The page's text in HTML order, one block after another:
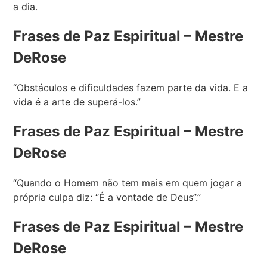
a dia.
Frases de Paz Espiritual – Mestre
DeRose
“Obstáculos e dificuldades fazem parte da vida. E a
vida é a arte de superá-los.”
Frases de Paz Espiritual – Mestre
DeRose
“Quando o Homem não tem mais em quem jogar a
própria culpa diz: “É a vontade de Deus”.”
Frases de Paz Espiritual – Mestre
DeRose